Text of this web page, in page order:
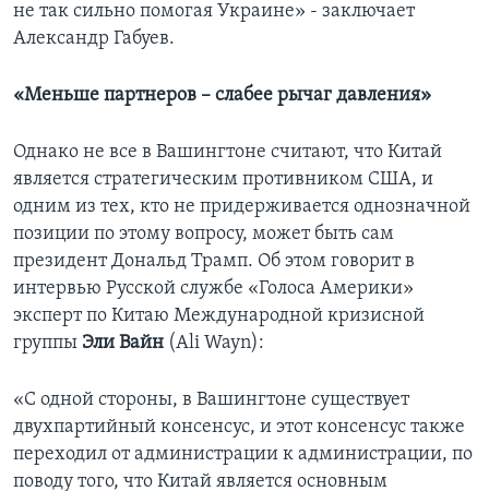
не так сильно помогая Украине» - заключает
Александр Габуев.
«Меньше партнеров – слабее рычаг давления»
Однако не все в Вашингтоне считают, что Китай
является стратегическим противником США, и
одним из тех, кто не придерживается однозначной
позиции по этому вопросу, может быть сам
президент Дональд Трамп. Об этом говорит в
интервью Русской службе «Голоса Америки»
эксперт по Китаю Международной кризисной
группы Эли Вайн (Ali Wayn):
«С одной стороны, в Вашингтоне существует
двухпартийный консенсус, и этот консенсус также
переходил от администрации к администрации, по
поводу того, что Китай является основным